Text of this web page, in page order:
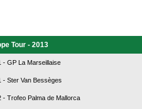
Tour - 2013
- GP La Marseillaise
- Ster Van Bessèges
- Trofeo Palma de Mallorca